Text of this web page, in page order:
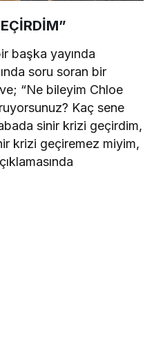
başka yayında
soru soran bir
“Ne bileyim Chloe
Kaç sene
sinir krizi geçirdim,
krizi geçiremez miyim,